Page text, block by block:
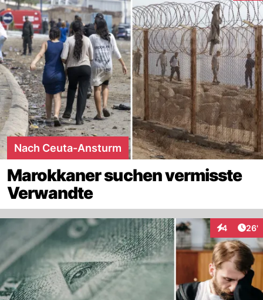
Nach Ceuta-Ansturm
Marokkaner suchen vermisste
Verwandte
4 26'